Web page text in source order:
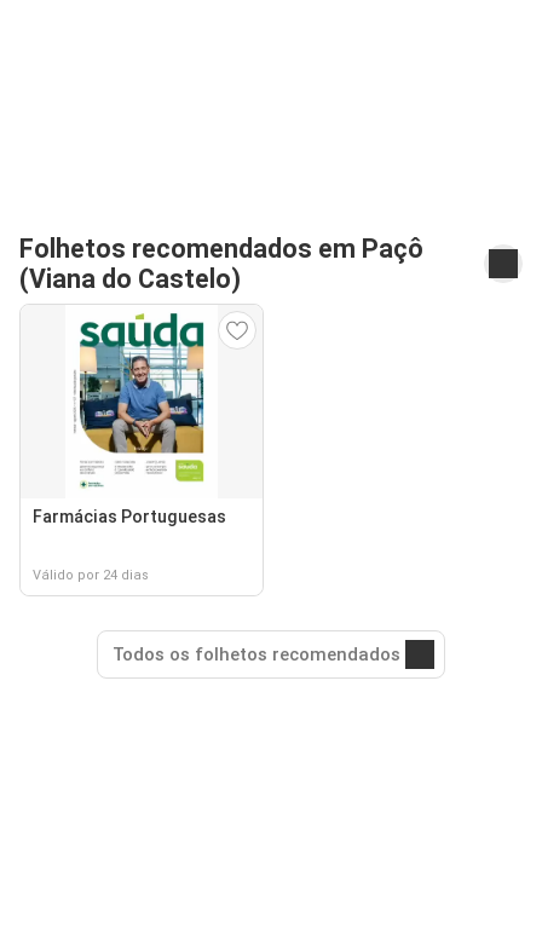
Folhetos recomendados em Paçô
(Viana do Castelo)
Farmácias Portuguesas
Válido por 24 dias
Todos os folhetos recomendados